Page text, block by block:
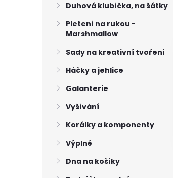
Duhová klubíčka, na šátky
Pletení na rukou -
Marshmallow
Sady na kreativní tvoření
Háčky a jehlice
Galanterie
Vyšívání
Korálky a komponenty
Výplně
Dna na košíky